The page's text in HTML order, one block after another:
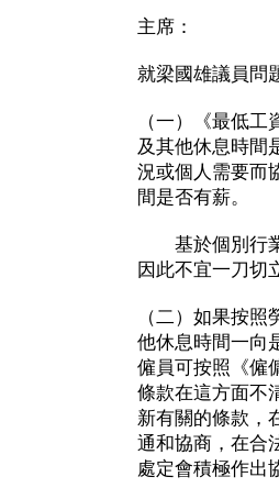
主席：
就梁國雄議員問
（一）《最低
及其他休息時間
況或個人需要而
間是否有薪。
基於個別行業
因此不宜一刀切
（二）如果按
他休息時間一向
僱員可按照《僱
條款在這方面不
新有關的條款，
通和協商，在合
處定會積極作出